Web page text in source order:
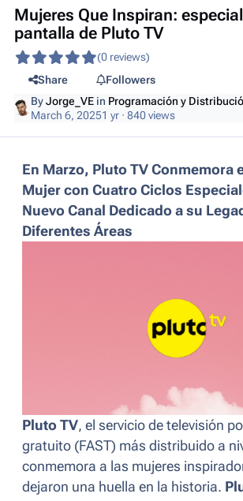
Mujeres Que Inspiran:
pantalla de Pluto TV
(0 reviews)
Share
Followers
ByJorge_VE in Programación y
March 6, 20251 yr · 840 views
En Marzo, Pluto TV Conmemora
Mujer con Cuatro Ciclos
Nuevo Canal Dedicado a su
Diferentes Áreas
Pluto TV, el servicio de televisión
gratuito (FAST) más distribuido a
conmemora a las mujeres
dejaron una huella en la historia.